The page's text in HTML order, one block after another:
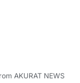
AKURAT NEWS